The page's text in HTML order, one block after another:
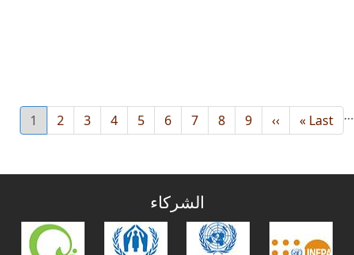
page
1
الصفحة
2
الصفحة
3
الصفحة
4
الصفحة
5
الصفحة
6
الصفحة
7
الصفحة
8
الصفحة
9 …
Next
page
››
Last
page
Last »
الشركاء